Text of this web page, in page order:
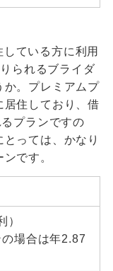
ている方に利用
られるブライダ
か。プレミアムプ
居住しており、借
プランですの
っては、かなり
です。
）
の場合は年2.87